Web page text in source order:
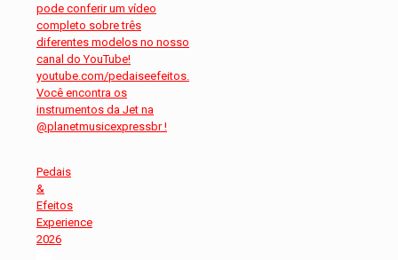
Pedais
&
Efeitos
Experience
2026